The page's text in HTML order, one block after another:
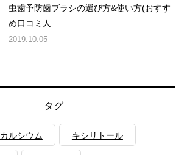
虫歯予防歯ブラシの選び方&使い方(おすす
め口コミ人...
2019.10.05
タグ
カルシウム キシリトール